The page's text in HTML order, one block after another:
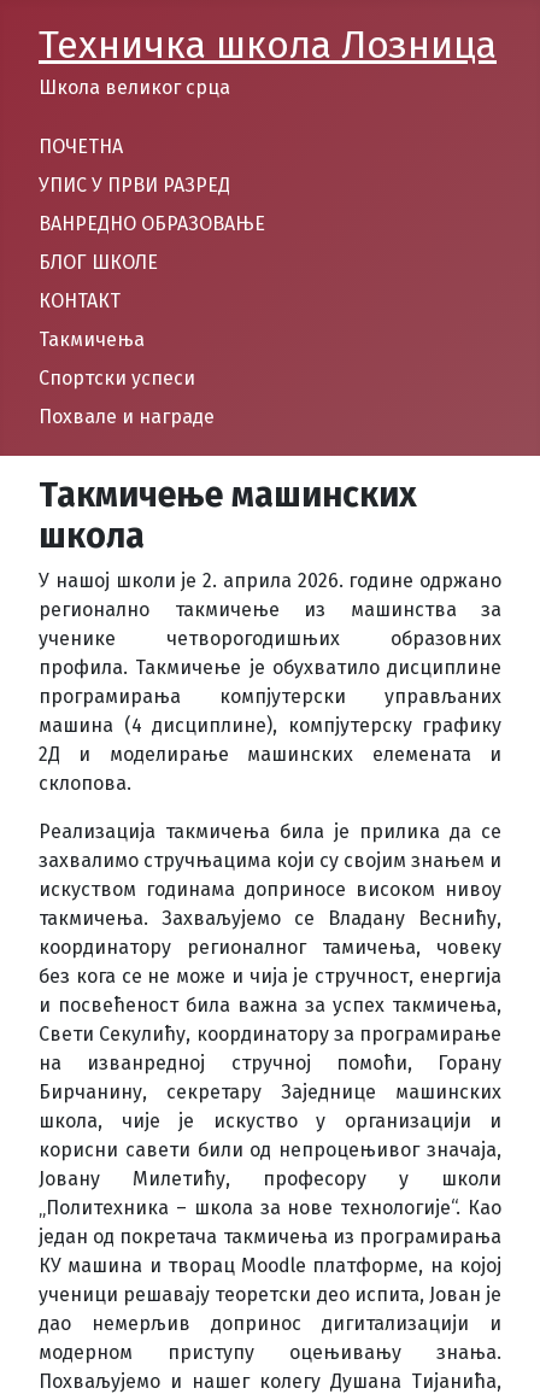
Техничка школа Лозница
Школа великог срца
ПОЧЕТНА
УПИС У ПРВИ РАЗРЕД
ВАНРЕДНО ОБРАЗОВАЊЕ
БЛОГ ШКОЛЕ
КОНТАКТ
Такмичења
Спортски успеси
Похвале и награде
Такмичење машинских
школа
У нашој школи је 2. априла 2026. године одржано
регионално такмичење из машинства за
ученике четворогодишњих образовних
профила. Такмичење је обухватило дисциплине
програмирања компјутерски управљаних
машина (4 дисциплине), компјутерску графику
2Д и моделирање машинских елемената и
склопова.
Реализација такмичења била је прилика да се
захвалимо стручњацима који су својим знањем и
искуством годинама доприносе високом нивоу
такмичења. Захваљујемо се Владану Веснићу,
координатору регионалног тамичења, човеку
без кога се не може и чија је стручност, енергија
и посвећеност била важна за успех такмичења,
Свети Секулићу, координатору за програмирање
на изванредној стручној помоћи, Горану
Бирчанину, секретару Заједнице машинских
школа, чије је искуство у организацији и
корисни савети били од непроцењивог значаја,
Јовану Милетићу, професору у школи
„Политехника – школа за нове технологије“. Као
један од покретача такмичења из програмирања
КУ машина и творац Moodle платформе, на којој
ученици решавају теоретски део испита, Јован је
дао немерљив допринос дигитализацији и
модерном приступу оцењивању знања.
Похваљујемо и нашег колегу Душана Тијанића,